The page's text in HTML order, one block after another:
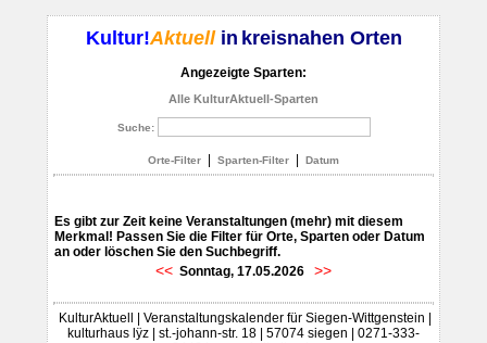
Kultur!Aktuellin kreisnahen Orten
Angezeigte Sparten:
Alle KulturAktuell-Sparten
Suche:
Orte-Filter Sparten-Filter Datum
Es gibt zur Zeit keine Veranstaltungen (mehr) mit diesem
Merkmal! Passen Sie die Filter für Orte, Sparten oder Datum
an oder löschen Sie den Suchbegriff.
<< Sonntag, 17.05.2026 >>
KulturAktuell | Veranstaltungskalender für Siegen-Wittgenstein |
kulturhaus lÿz | st.-johann-str. 18 | 57074 siegen | 0271-333-